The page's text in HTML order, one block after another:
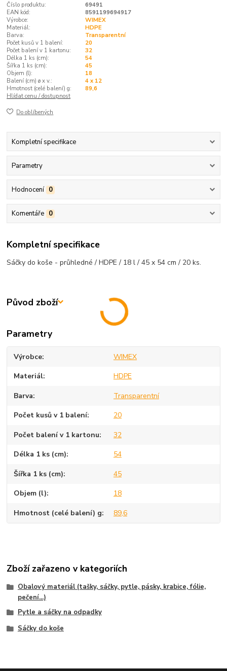
Číslo produktu:
69491
EAN kód:
8591199694917
Výrobce:
WIMEX
Materiál:
HDPE
Barva:
Transparentní
Počet kusů v 1 balení:
20
Počet balení v 1 kartonu:
32
Délka 1 ks (cm):
54
Šířka 1 ks (cm):
45
Objem (l):
18
Balení (cm) ø x v.:
4 x 12
Hmotnost (celé balení) g:
89,6
Hlídat cenu / dostupnost
Do oblíbených
Kompletní specifikace
Parametry
Hodnocení 0
Komentáře 0
Kompletní specifikace
Sáčky do koše - průhledné / HDPE / 18 l / 45 x 54 cm / 20 ks.
Původ zboží
Parametry
Výrobce WIMEX
Materiál HDPE
Barva Transparentní
Počet kusů v 1 balení 20
Počet balení v 1 kartonu 32
Délka 1 ks (cm) 54
Šířka 1 ks (cm) 45
Objem (l) 18
Hmotnost (celé balení) g 89,6
Zboží zařazeno v kategoriích
Obalový materiál (tašky, sáčky, pytle, pásky, krabice, fólie,
pečení...)
Pytle a sáčky na odpadky
Sáčky do koše